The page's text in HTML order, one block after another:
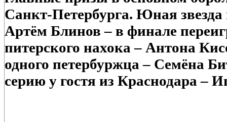
Санкт-Петербурга. Юная звезда
Артём Блинов – в финале
питерского нахока – Антона
одного петербуржца – Семёна
серию у гостя из Краснодара –